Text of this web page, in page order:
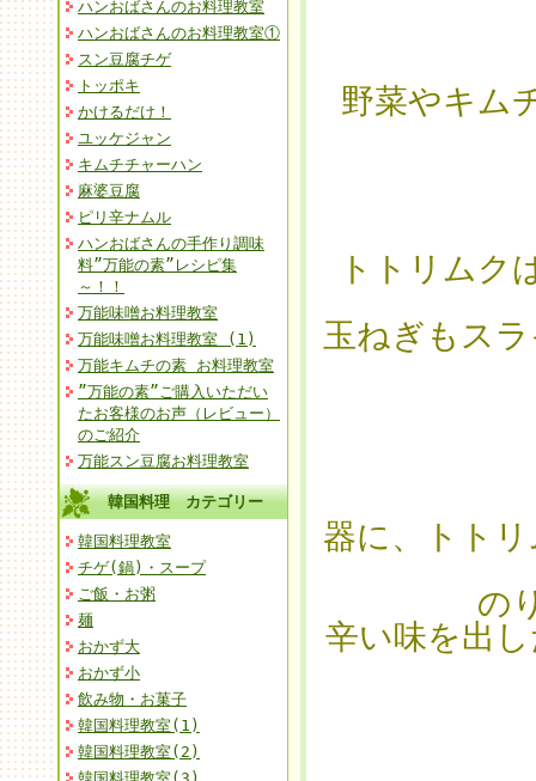
ハンおばさんのお料理教室
ハンおばさんのお料理教室①
スン豆腐チゲ
トッポキ
かけるだけ！
ユッケジャン
キムチチャーハン
麻婆豆腐
ピリ辛ナムル
ハンおばさんの手作り調味
料”万能の素”レシピ集
～！！
万能味噌お料理教室
万能味噌お料理教室 (1)
万能キムチの素 お料理教室
”万能の素”ご購入いただい
たお客様のお声（レビュー）
のご紹介
万能スン豆腐お料理教室
韓国料理 カテゴリー
韓国料理教室
チゲ(鍋)・スープ
ご飯・お粥
麺
おかず大
おかず小
飲み物・お菓子
韓国料理教室(1)
韓国料理教室(2)
野菜やキム
トトリムク
玉ねぎもス
器に、トト
の
辛い味を出